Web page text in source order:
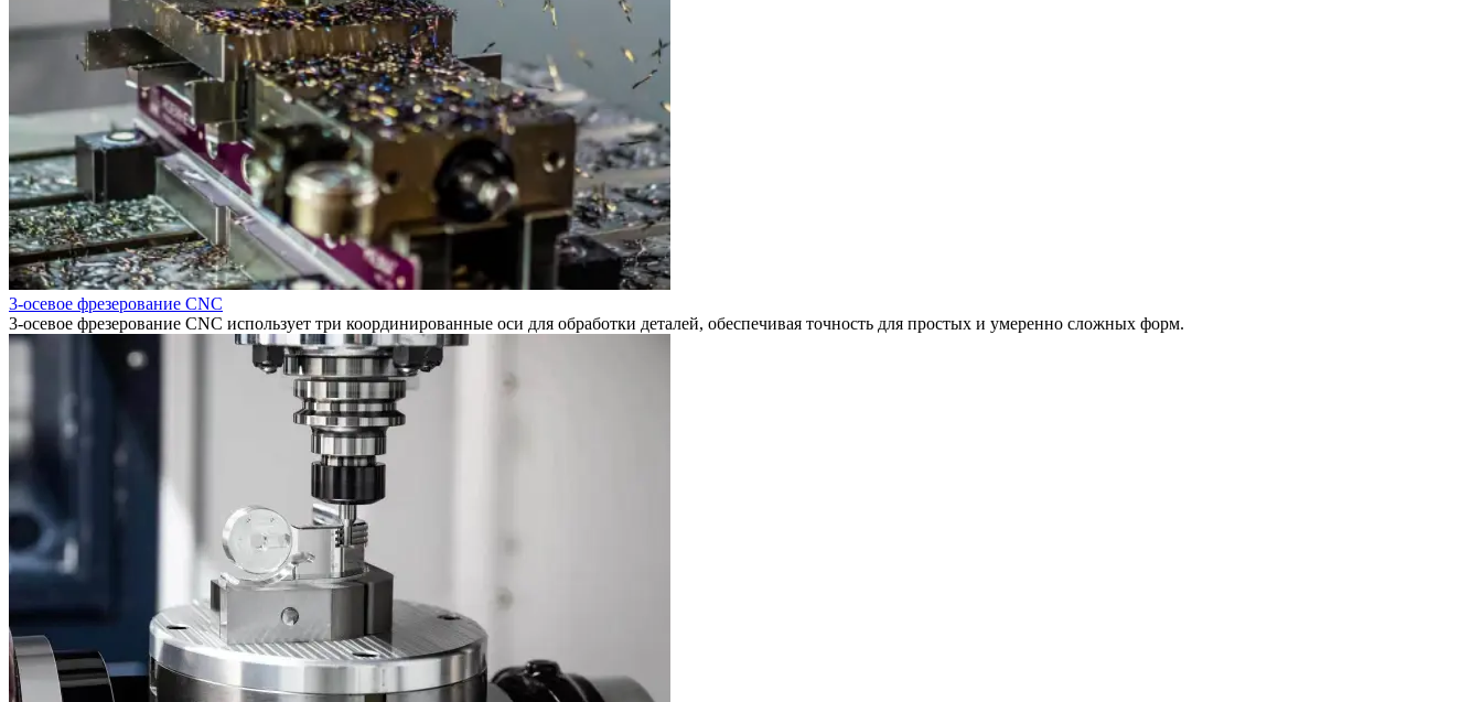
3-осевое фрезерование CNC
3-осевое фрезерование CNC использует три координированные оси для обработки деталей, обеспечивая точность для простых и умеренно сложных форм.